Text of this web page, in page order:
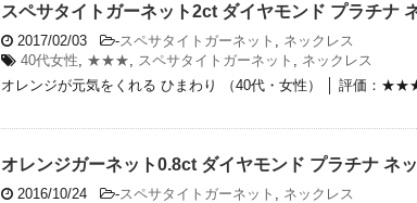
スペサタイトガーネット2ct ダイヤモンド プラチナ
2017/02/03 -スペサタイトガーネット
ネックレス
40代女性
★★★ スペサタイトガーネット
ネックレス
オレンジが元気をくれる ひまわり （40代・女性） │ 評価：
オレンジガーネット0.8ct ダイヤモンド プラチナ ネ
2016/10/24 -スペサタイトガーネット
ネックレス